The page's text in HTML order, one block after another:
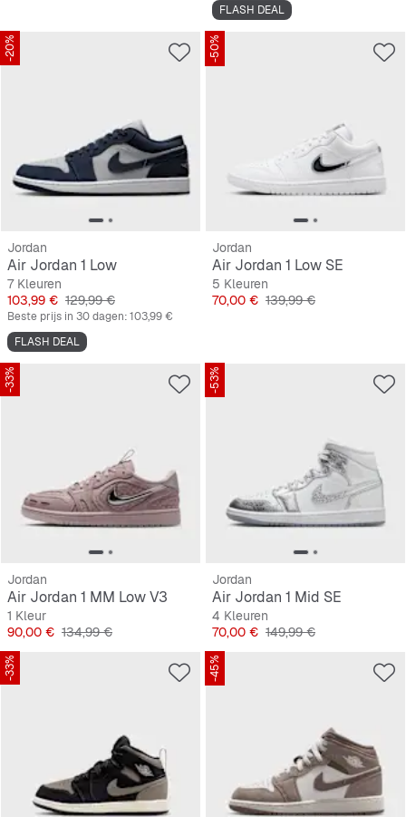
FLASH DEAL
-20%
Jordan
Air Jordan 1 Low
7 Kleuren
Prijs
103,99 € Originele Prijs
129,99 €
Beste prijs in 30 dagen:103,99 €
FLASH DEAL
-50%
Jordan
Air Jordan 1 Low SE
5 Kleuren
Prijs
70,00 € Originele Prijs
139,99 €
-33%
Jordan
Air Jordan 1 MM Low V3
1 Kleur
Prijs
90,00 € Originele Prijs
134,99 €
-53%
Jordan
Air Jordan 1 Mid SE
4 Kleuren
Prijs
70,00 € Originele Prijs
149,99 €
-33% -45%